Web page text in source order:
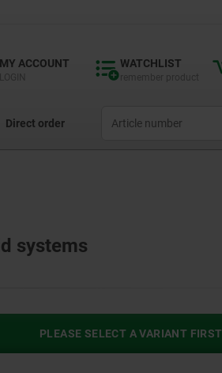
MY ACCOUNT WATCHLIST
Direct order
systems
PLEASE SELECT A VARIANT FIRST